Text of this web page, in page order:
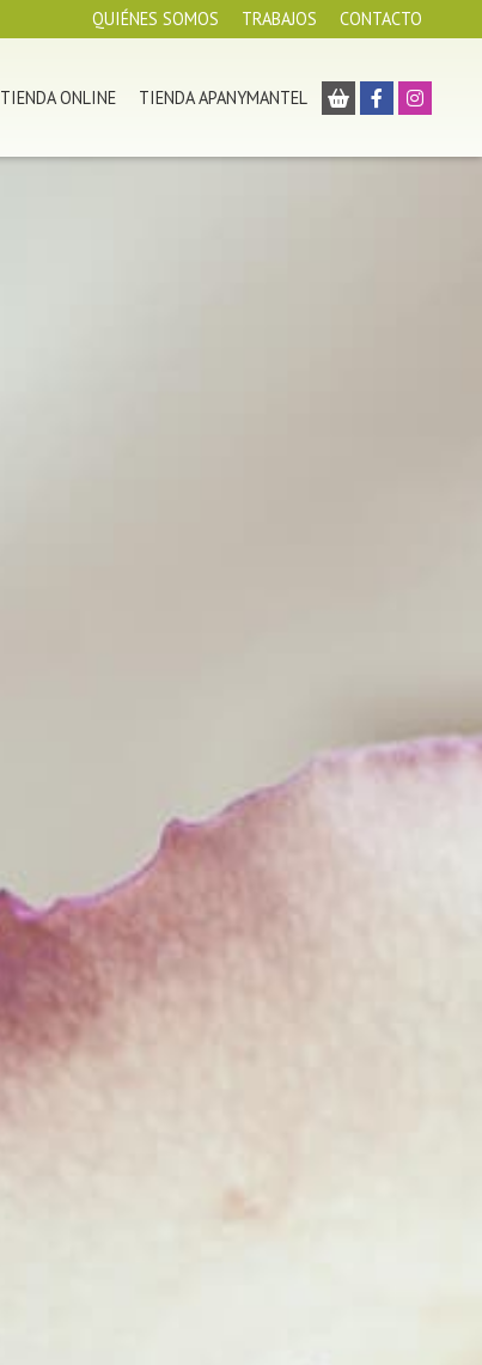
QUIÉNES SOMOS TRABAJOS CONTACTO
TIENDA ONLINE TIENDA APANYMANTEL